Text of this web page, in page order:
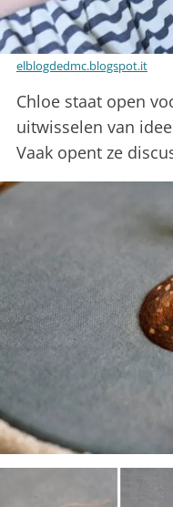
elblogdedmc.blogspot.it
Chloe staat open
uitwisselen van
Vaak opent ze